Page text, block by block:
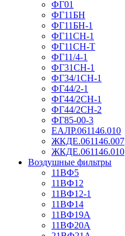
ФГ01
ФГ11БН
ФГ11БН-1
ФГ11СН-1
ФГ11СН-Т
ФГ11/4-1
ФГ31СН-1
ФГ34/1СН-1
ФГ44/2-1
ФГ44/2СН-1
ФГ44/2СН-2
ФГ85-00-3
ЕАЛР.061146.010
ЖКДЕ.061146.007
ЖКДЕ.061146.010
Воздушные фильтры
11ВФ5
11ВФ12
11ВФ12-1
11ВФ14
11ВФ19А
11ВФ20А